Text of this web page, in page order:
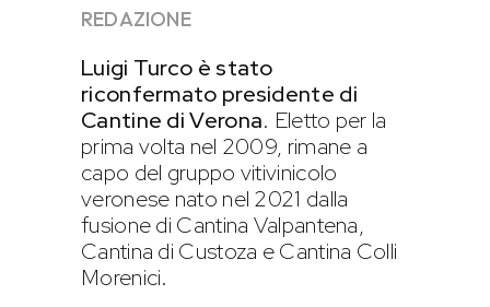
REDAZIONE
Luigi Turco è stato
riconfermato presidente di
Cantine di Verona. Eletto per la
prima volta nel 2009, rimane a
capo del gruppo vitivinicolo
veronese nato nel 2021 dalla
fusione di Cantina Valpantena,
Cantina di Custoza e Cantina Colli
Morenici.